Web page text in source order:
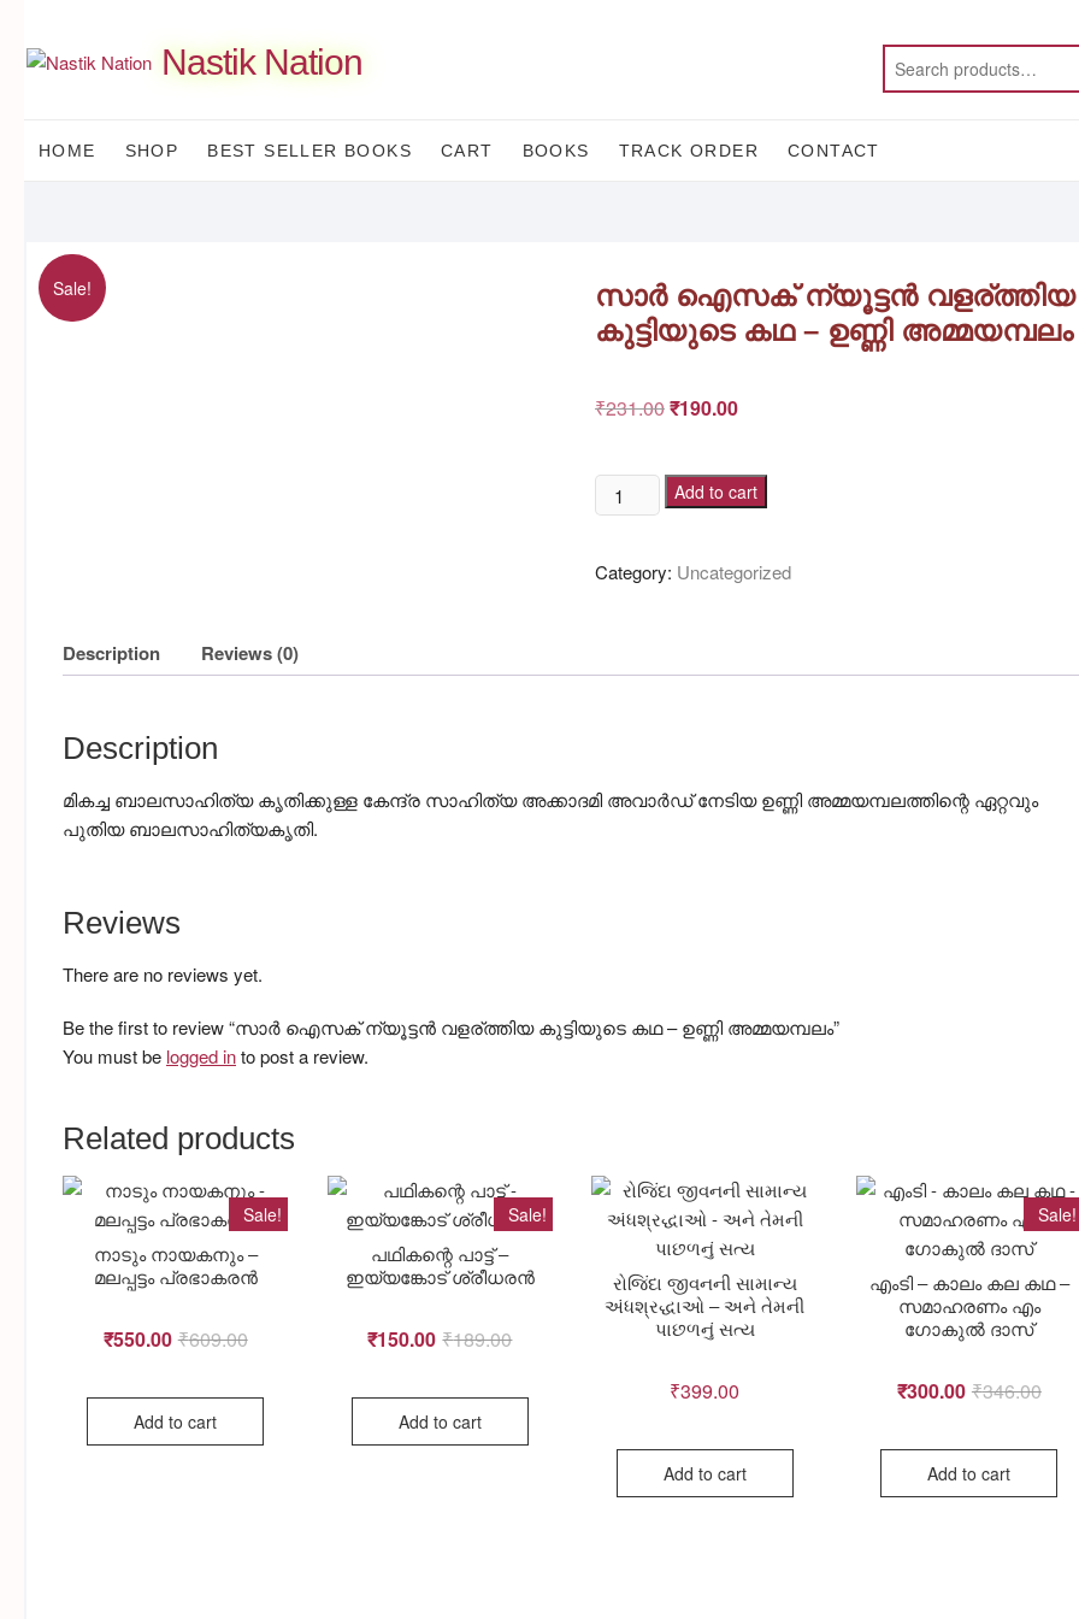
content
Nastik Nation
HOME SHOP BEST SELLER BOOKS CART BOOKS TRACK ORDER CONTACT
Sale!
സാർ ഐസക് ന്യൂട്ടൻ വളര്ത്തിയ
കുട്ടിയുടെ കഥ – ഉണ്ണി അമ്മയമ്പലം
₹231.00Original
price
was:
₹190.00Current
price
is:
സാർ
ഐസക്
വളര്ത്തിയ
Add to cart
Category: Uncategorized
Description Reviews (0)
Description
മികച്ച ബാലസാഹിത്യ കൃതിക്കുള്ള കേന്ദ്ര സാഹിത്യ അക്കാദമി അവാര്‍ഡ് നേടിയ ഉണ്ണി അമ്മയമ്പലത്തിന്റെ ഏറ്റവും
പുതിയ ബാലസാഹിത്യകൃതി.
Reviews
There are no reviews yet.
Be the first to review “സാർ ഐസക് ന്യൂട്ടൻ വളര്ത്തിയ കുട്ടിയുടെ കഥ – ഉണ്ണി അമ്മയമ്പലം”
You must be logged into post a review.
Related products
Sale!
നാടും നായകനും –
മലപ്പട്ടം പ്രഭാകരൻ
₹609.00Original
₹550.00 Current
Add to cart
Sale!
പഥികന്റെ പാട്ട് –
ഇയ്യങ്കോട് ശ്രീധരന്‍
₹189.00Original
₹150.00 Current
Add to cart
રોજિંદા જીવનની સામાન્ય
અંધશ્રદ્ધાઓ – અને તેમની
પાછળનું સત્ય
₹399.00
Add to cart
Sale!
എംടി – കാലം കല കഥ –
സമാഹരണം എം
ഗോകുൽ ദാസ്
₹346.00
₹300.00
Add to cart